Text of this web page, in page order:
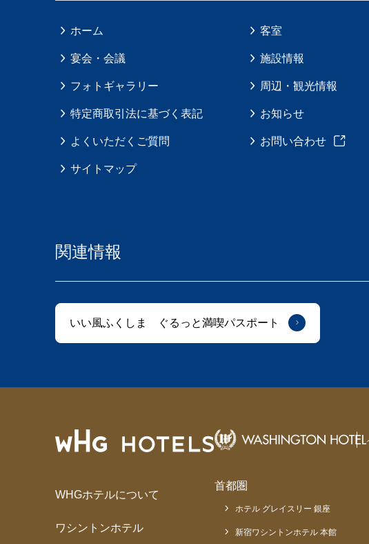
ホーム 客室
宴会・会議 施設情報
フォトギャラリー 周辺・観光情報
特定商取引法に基づく表記 お知らせ
よくいただくご質問 お問い合わせ
サイトマップ
関連情報
いい風ふくしま ぐるっと満喫パスポート
WHGホテルについて
ワシントンホテル
首都圏
ホテル グレイスリー 銀座
新宿ワシントンホテル 本館